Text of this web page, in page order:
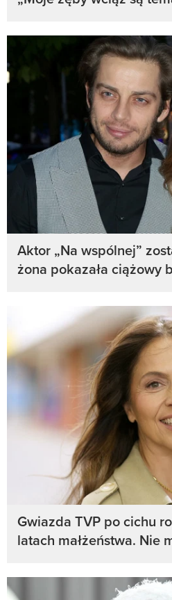
Aktor „Na wspólnej”
żona pokazała ciążowy
Gwiazda TVP po cichu
latach małżeństwa. Nie